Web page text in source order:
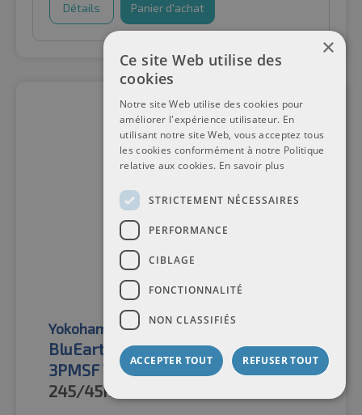
Détails Panier d'achat
Yokohama Pneus toutes saisons
BluEarth-4S AW21 RPB XL M+S
3PMSF TL
245/45R17
×
Ce site Web utilise des
cookies
Notre site Web utilise des cookies pour
améliorer l'expérience utilisateur. En
utilisant notre site Web, vous acceptez tous
les cookies conformément à notre Politique
relative aux cookies. En savoir plus
STRICTEMENT NÉCESSAIRES
PERFORMANCE
CIBLAGE
FONCTIONNALITÉ
NON CLASSIFIÉS
ACCEPTER TOUT REFUSER TOUT